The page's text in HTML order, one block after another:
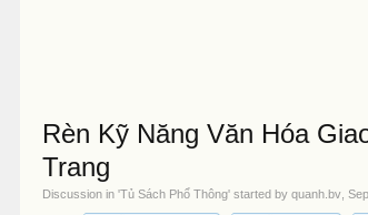
Rèn Kỹ Năng Văn Hóa
Trang
Discussion in 'Tủ Sách Phổ Thông' started byquanh.bv ,